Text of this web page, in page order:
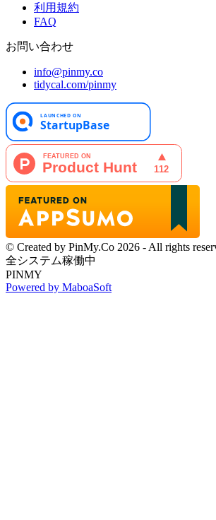
利用規約
FAQ
お問い合わせ
info@pinmy.co
tidycal.com/pinmy
© Created by PinMy.Co 2026 - All rights
全システム稼働中
PINMY
Powered by MaboaSoft